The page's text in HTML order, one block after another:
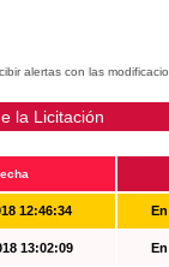
alertas con las
la Licitación
12:46:34
13:02:09